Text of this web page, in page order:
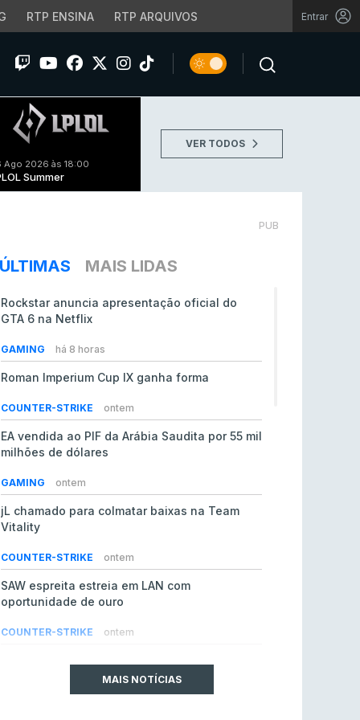
RTP ENSINA RTP ARQUIVOS Entrar
Ago 2026 às 18:00
Summer
VER TODOS
PUB
ÚLTIMAS MAIS LIDAS
Rockstar anuncia apresentação oficial do
GTA 6 na Netflix
GAMING há 8 horas
Roman Imperium Cup IX ganha forma
COUNTER-STRIKE ontem
EA vendida ao PIF da Arábia Saudita por 55 mil
milhões de dólares
GAMING ontem
jL chamado para colmatar baixas na Team
Vitality
COUNTER-STRIKE ontem
SAW espreita estreia em LAN com
oportunidade de ouro
COUNTER-STRIKE ontem
do Counter-Strike 2MAIS NOTÍCIAS